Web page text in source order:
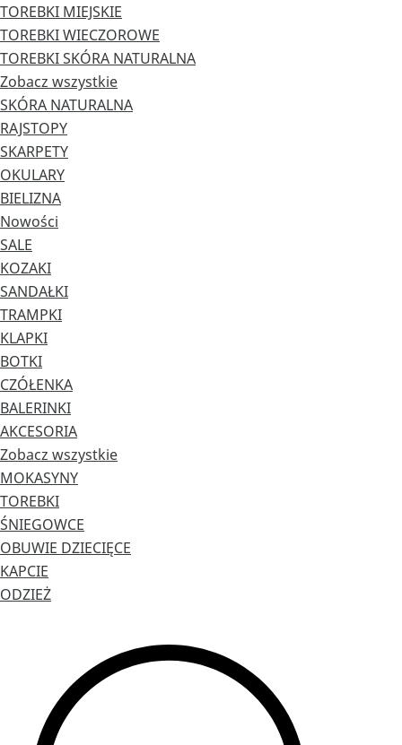
TOREBKI MIEJSKIE
TOREBKI WIECZOROWE
TOREBKI SKÓRA NATURALNA
Zobacz wszystkie
SKÓRA NATURALNA
RAJSTOPY
SKARPETY
OKULARY
BIELIZNA
Nowości
SALE
KOZAKI
SANDAŁKI
TRAMPKI
KLAPKI
BOTKI
CZÓŁENKA
BALERINKI
AKCESORIA
Zobacz wszystkie
MOKASYNY
TOREBKI
ŚNIEGOWCE
OBUWIE DZIECIĘCE
KAPCIE
ODZIEŻ